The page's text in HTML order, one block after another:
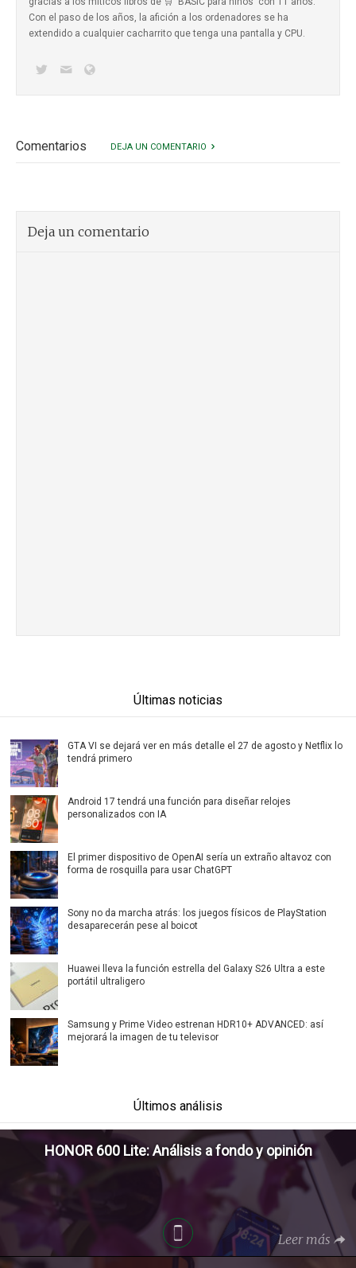
Con el paso de los años, la afición a los ordenadores se ha
extendido a cualquier cacharrito que tenga una pantalla y CPU.
Comentarios DEJA UN COMENTARIO
Deja un comentario
Últimas noticias
GTA VI se dejará ver en más detalle el 27 de agosto y Netflix lo
tendrá primero
Android 17 tendrá una función para diseñar relojes
personalizados con IA
El primer dispositivo de OpenAI sería un extraño altavoz con
forma de rosquilla para usar ChatGPT
Sony no da marcha atrás: los juegos físicos de PlayStation
desaparecerán pese al boicot
Huawei lleva la función estrella del Galaxy S26 Ultra a este
portátil ultraligero
Samsung y Prime Video estrenan HDR10+ ADVANCED: así
mejorará la imagen de tu televisor
Últimos análisis
HONOR 600 Lite: Análisis a fondo y opinión
Leer más